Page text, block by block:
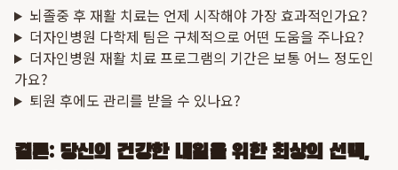
뇌졸중 후 재활 치료는 언제 시작해야 가장 효과적인가요?
더자인병원 다학제 팀은 구체적으로 어떤 도움을 주나요?
더자인병원 재활 치료 프로그램의 기간은 보통 어느 정도인
가요?
퇴원 후에도 관리를 받을 수 있나요?
결론: 당신의 건강한 내일을 위한 최상의 선택,